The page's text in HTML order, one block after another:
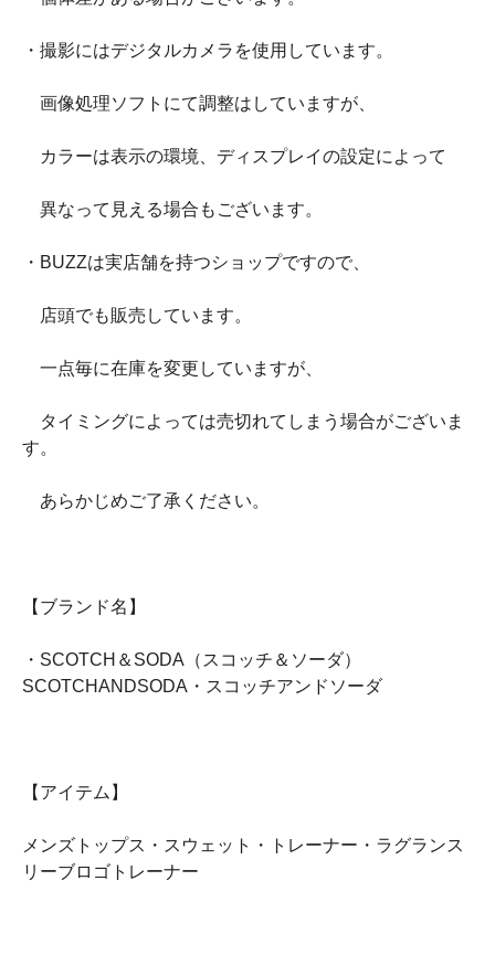
・撮影にはデジタルカメラを使用しています。
画像処理ソフトにて調整はしていますが、
カラーは表示の環境、ディスプレイの設定によって
異なって見える場合もございます。
・BUZZは実店舗を持つショップですので、
店頭でも販売しています。
一点毎に在庫を変更していますが、
タイミングによっては売切れてしまう場合がございま
す。
あらかじめご了承ください。
【ブランド名】
・SCOTCH＆SODA（スコッチ＆ソーダ）
SCOTCHANDSODA・スコッチアンドソーダ
【アイテム】
メンズトップス・スウェット・トレーナー・ラグランス
リーブロゴトレーナー